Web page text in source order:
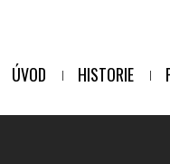
ÚVOD HISTORIE